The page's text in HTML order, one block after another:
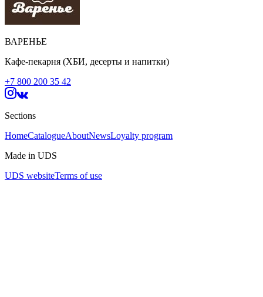
ВАРЕНЬЕ
Кафе-пекарня (ХБИ, десерты и напитки)
+7 800 200 35 42
Sections
HomeCatalogueAboutNewsLoyalty program
Made in UDS
UDS websiteTerms of use